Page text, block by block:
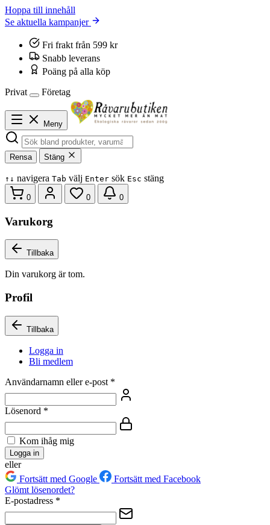
Hoppa till innehåll
Se aktuella kampanjer
Fri frakt från 599 kr
Snabb leverans
Poäng på alla köp
Privat
Företag
Meny
Rensa Stäng
↑ ↓ navigera Tab välj Enter sök Esc stäng
0 0 0
Varukorg
Tillbaka
Din varukorg är tom.
Profil
Tillbaka
Logga in
Bli medlem
Användarnamn eller e-post *
Lösenord *
Kom ihåg mig
Logga in
eller
Fortsätt med Google
Fortsätt med Facebook
Glömt lösenordet?
E-postadress *